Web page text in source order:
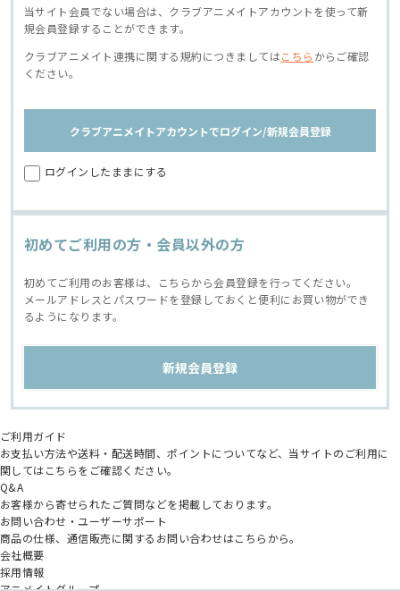
当サイト会員でない場合は、クラブアニメイトアカウントを使って新
規会員登録することができます。
クラブアニメイト連携に関する規約につきましてはこちら からご確認
ください。
クラブアニメイトアカウントでログイン/新規会員登録
ログインしたままにする
初めてご利用の方・会員以外の方
初めてご利用のお客様は、こちらから会員登録を行ってください。
メールアドレスとパスワードを登録しておくと便利にお買い物ができ
るようになります。
ご利用ガイド
お支払い方法や送料・配送時間、ポイントについてなど、当サイトのご利用に
関してはこちらをご確認ください。
Q&A
お客様から寄せられたご質問などを掲載しております。
お問い合わせ・ユーザーサポート
商品の仕様、通信販売に関するお問い合わせはこちらから。
会社概要
採用情報